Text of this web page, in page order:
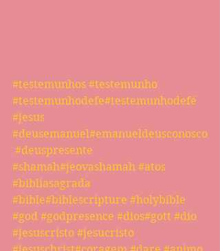
#testemunhos #testemunho
#testemunhodefe#testemunhodefé
#jesus
#deusemanuel#emanueldeusconosco
#deuspresente
#shamah#jeovashamah #atos
#bibliasagrada
#bible#biblescripture #holybible
#god #godpresence #dios#gott #dio
#jesuscristo #jesucristo